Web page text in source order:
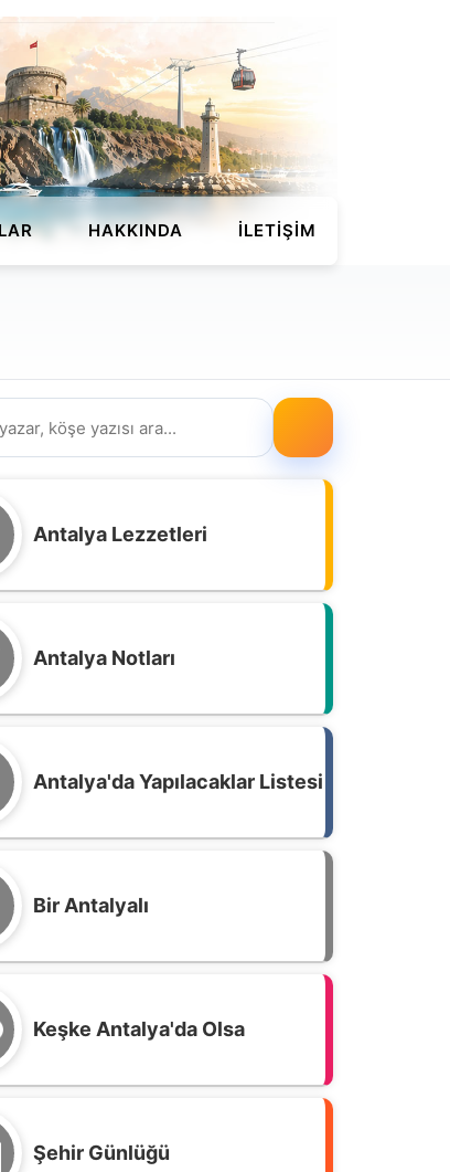
HAKKINDA İLETIŞIM
Antalya Lezzetleri
Antalya Notları
Antalya'da Yapılacaklar Listesi
Bir Antalyalı
Keşke Antalya'da Olsa
Şehir Günlüğü